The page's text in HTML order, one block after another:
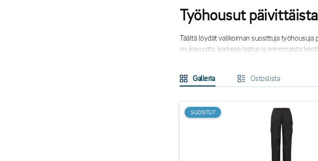
Työhousut
Täältä löydät valikoiman suosittuja
mukavuutta, korkeaa laatua ja erinomaista
Galleria Ostoslista
SUOSITUT